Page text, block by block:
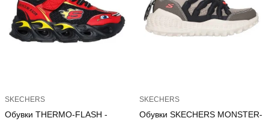
SKECHERS
Обувки THERMO-FLASH -
SKECHERS
Обувки SKECHERS MONSTER-